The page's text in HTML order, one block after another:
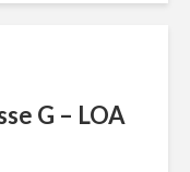
G – LOA